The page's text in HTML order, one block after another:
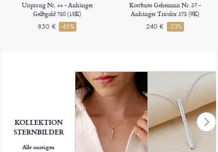
Ursprung Nr. 44 - Anhänger
Gelbgold 750 (18K)
850 € -45%
Kostbares Geheimnis Nr. 37 -
Anhänger Tricolor 375 (9K)
240 € -23%
KOLLEKTION
STERNBILDER
Alle anzeigen